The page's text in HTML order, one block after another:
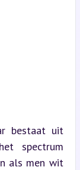
bestaat uit
spectrum
als men wit